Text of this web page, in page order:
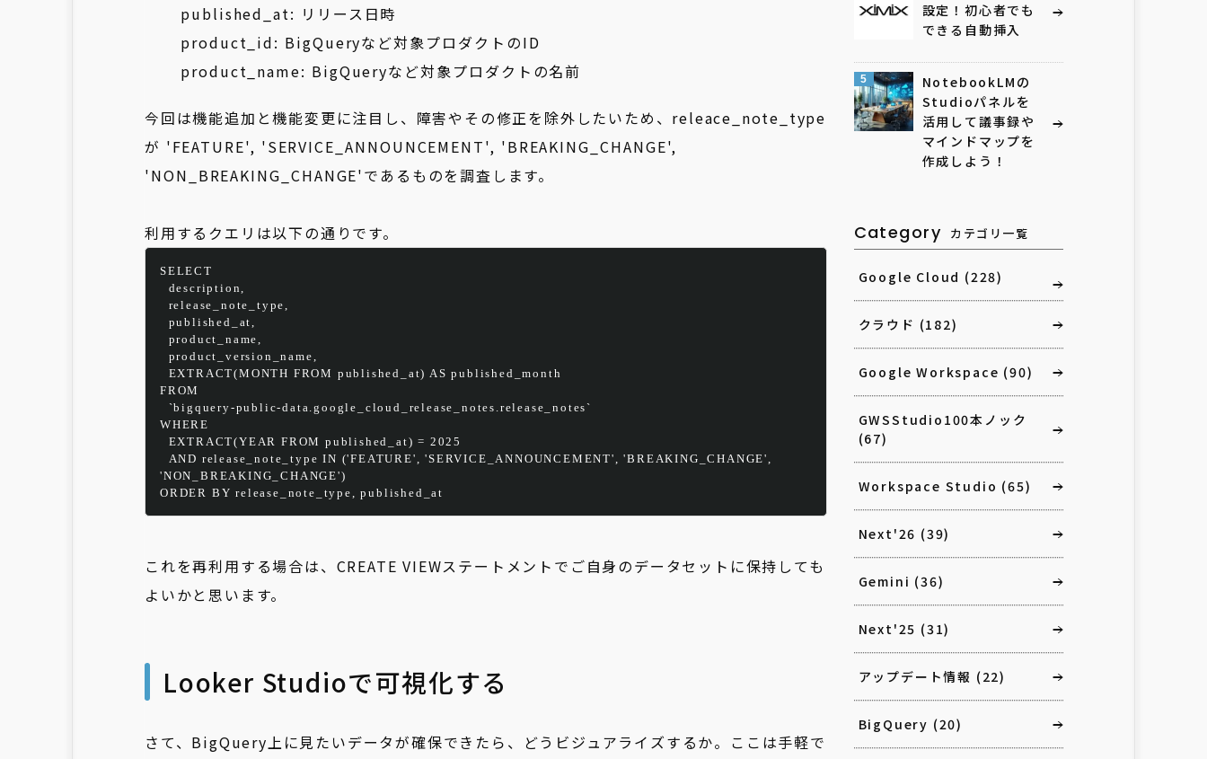
published_at: リリース日時
product_id: BigQueryなど対象プロダクトのID
product_name: BigQueryなど対象プロダクトの名前
今回は機能追加と機能変更に注目し、障害やその修正を除外したいため、releace_note_type
が 'FEATURE', 'SERVICE_ANNOUNCEMENT', 'BREAKING_CHANGE',
'NON_BREAKING_CHANGE'であるものを調査します。
利用するクエリは以下の通りです。
SELECT
  description,
  release_note_type,
  published_at,
  product_name,
  product_version_name,
EXTRACT(MONTH FROM published_at) AS published_month
FROM
  `bigquery
-public-data.google_cloud_release_notes.release_notes`
WHERE
EXTRACT(YEAR FROM published_at) = 2025
AND release_note_type IN ('FEATURE', 'SERVICE_ANNOUNCEMENT', 'BREAKING_CHANGE'
'NON_BREAKING_CHANGE')
ORDER BY release_note_type, published_at
これを再利用する場合は、CREATE VIEWステートメントでご自身のデータセットに保持しても
よいかと思います。
Looker Studioで可視化する
さて、BigQuery上に見たいデータが確保できたら、どうビジュアライズするか。ここは手軽で
設定！初心者でも
できる自動挿入
5
NotebookLMの
Studioパネルを
活用して議事録や
マインドマップを
作成しよう！
Category カテゴリ一覧
Google Cloud (228)
クラウド (182)
Google Workspace (90)
GWSStudio100本ノック
(67)
Workspace Studio (65)
Next'26 (39)
Gemini (36)
Next'25 (31)
アップデート情報 (22)
BigQuery (20)